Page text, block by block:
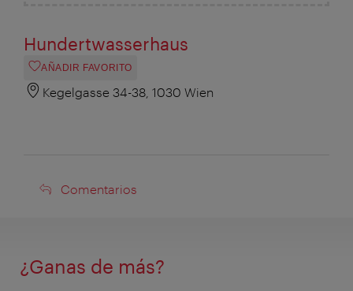
Hundertwasserhaus
AÑADIR FAVORITO
Kegelgasse 34-38, 1030 Wien
Comentarios
Comentarios
¿Ganas de más?